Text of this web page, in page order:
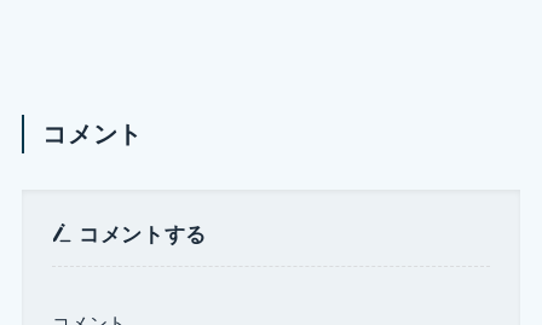
コメント
コメントする